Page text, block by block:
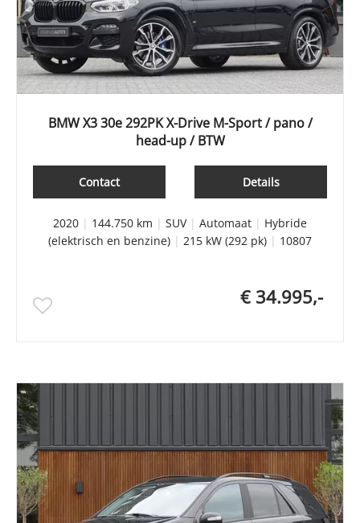
BMW X3 30e 292PK X-Drive M-Sport / pano /
head-up / BTW
Details
Contact
2020 | 144.750 km | SUV| Automaat | Hybride
(elektrisch en benzine) | 215 kW (292 pk) | 10807
€ 34.995,-